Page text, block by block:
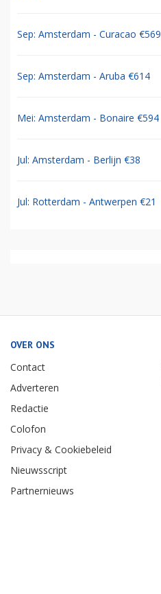
Sep: Amsterdam - Curacao €569
Sep: Amsterdam - Aruba €614
Mei: Amsterdam - Bonaire €594
Jul: Amsterdam - Berlijn €38
Jul: Rotterdam - Antwerpen €21
OVER ONS
Contact
Adverteren
Redactie
Colofon
Privacy & Cookiebeleid
Nieuwsscript
Partnernieuws